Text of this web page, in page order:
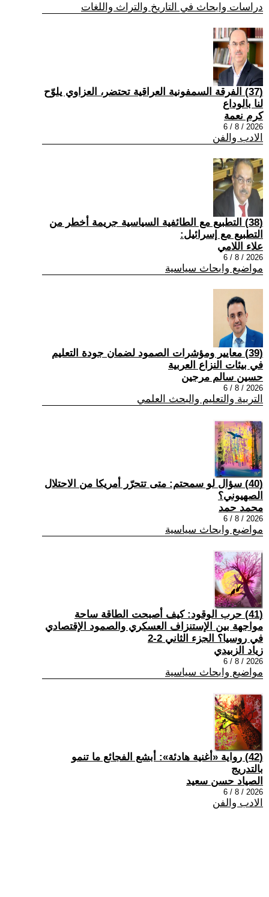
دراسات وابحاث في التاريخ والتراث واللغات
(37) الفرقة السمفونية العراقية تحتضر، العزاوي يلوّح
لنا بالوداع
كرم نعمة
2026 / 8 / 6
الادب والفن
(38) التطبيع مع الطائفية السياسية جريمة أخطر من
التطبيع مع إسرائيل:
علاء اللامي
2026 / 8 / 6
مواضيع وابحاث سياسية
(39) معايير ومؤشرات الصمود لضمان جودة التعليم
في بيئات النزاع العربية
حسين سالم مرجين
2026 / 8 / 6
التربية والتعليم والبحث العلمي
(40) سؤال لو سمحتم: متى تتحرّر أمريكا من الاحتلال
الصهيوني؟
محمد حمد
2026 / 8 / 6
مواضيع وابحاث سياسية
(41) حرب الوقود: كيف أصبحت الطاقة ساحة
مواجهة بين الإستنزاف العسكري والصمود الإقتصادي
في روسيا؟ الجزء الثاني 2-2
زياد الزبيدي
2026 / 8 / 6
مواضيع وابحاث سياسية
(42) رواية «أغنية هادئة»: أبشع الفجائع ما تنمو
بالتدريج
الصياد حسن سعيد
2026 / 8 / 6
الادب والفن